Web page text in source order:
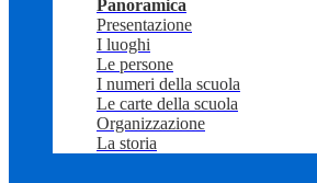
Panoramica
Presentazione
I luoghi
Le persone
I numeri della scuola
Le carte della scuola
Organizzazione
La storia